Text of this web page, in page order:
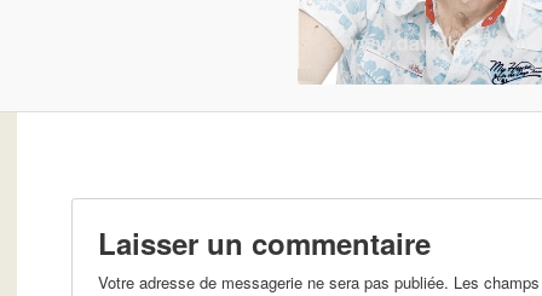
Laisser un commentaire
Votre adresse de messagerie ne sera pas publiée. Les